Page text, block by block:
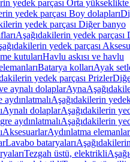
yedek parçası Orta
yedek parçası Boy dolapları
yedek parçası Diğer banyo
Aşağıdakilerin yedek parçası
yedek parçası
kutularıHavlu askısı ve havlu
Batarya kollarıAyak
yedek parçası Prizler
aynalı dolaplarAyna
aydınlatmalıAşağıdakilerin
Aynalı dolaplarAşağıdakilerin
aydınlatmalıAşağıdakilerin
AksesuarlarAydınlatma
Lavabo bataryaları
Tezgah üstü, elektrikli